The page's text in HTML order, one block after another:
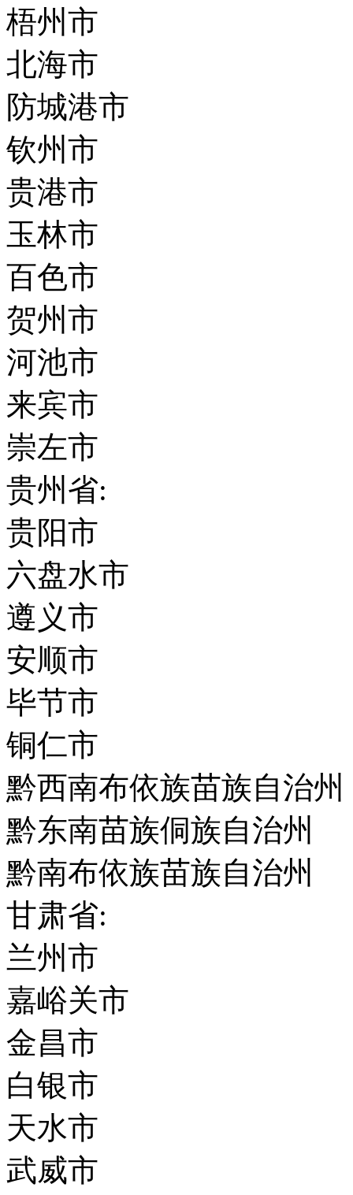
梧州市
北海市
防城港市
钦州市
贵港市
玉林市
百色市
贺州市
河池市
来宾市
崇左市
贵州省:
贵阳市
六盘水市
遵义市
安顺市
毕节市
铜仁市
黔西南布依族苗族自治州
黔东南苗族侗族自治州
黔南布依族苗族自治州
甘肃省:
兰州市
嘉峪关市
金昌市
白银市
天水市
武威市